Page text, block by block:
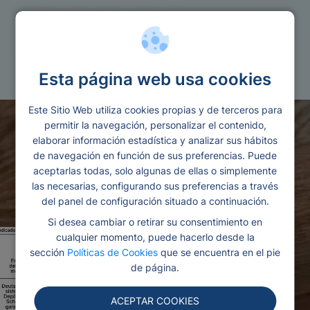
Esta página web usa cookies
Este Sitio Web utiliza cookies propias y de terceros para
permitir la navegación, personalizar el contenido,
elaborar información estadística y analizar sus hábitos
de navegación en función de sus preferencias. Puede
aceptarlas todas, solo algunas de ellas o simplemente
las necesarias, configurando sus preferencias a través
del panel de configuración situado a continuación.
Si desea cambiar o retirar su consentimiento en
cualquier momento, puede hacerlo desde la
sección Políticas de Cookies que se encuentra en el pie
de página.
ACEPTAR COOKIES